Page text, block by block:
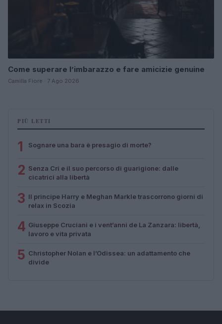
Come superare l’imbarazzo e fare amicizie genuine
Camilla Fiore · 7 Ago 2026
PIÙ LETTI
1 Sognare una bara è presagio di morte?
2 Senza Cri e il suo percorso di guarigione: dalle
cicatrici alla libertà
3 Il principe Harry e Meghan Markle trascorrono giorni di
relax in Scozia
4 Giuseppe Cruciani e i vent’anni de La Zanzara: libertà,
lavoro e vita privata
5 Christopher Nolan e l’Odissea: un adattamento che
divide